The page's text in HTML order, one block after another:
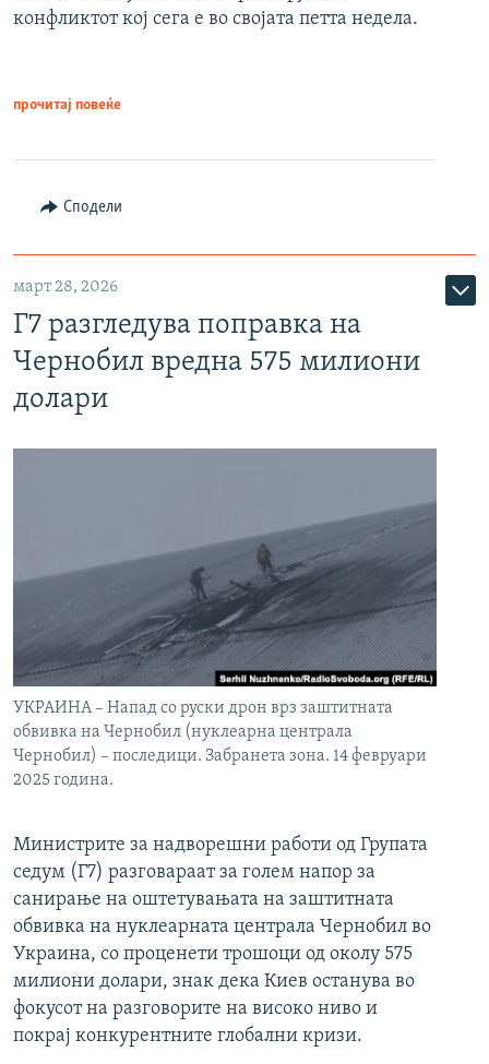
конфликтот кој сега е во својата петта недела.
прочитај повеќе
Сподели
март 28, 2026
Г7 разгледува поправка на
Чернобил вредна 575 милиони
долари
УКРАИНА – Напад со руски дрон врз заштитната
обвивка на Чернобил (нуклеарна централа
Чернобил) – последици. Забранета зона. 14 февруари
2025 година.
Министрите за надворешни работи од Групата
седум (Г7) разговараат за голем напор за
санирање на оштетувањата на заштитната
обвивка на нуклеарната централа Чернобил во
Украина, со проценети трошоци од околу 575
милиони долари, знак дека Киев останува во
фокусот на разговорите на високо ниво и
покрај конкурентните глобални кризи.